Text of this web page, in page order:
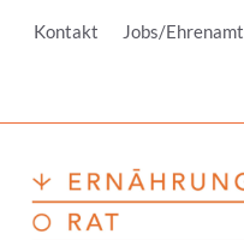
InhaltKontakt Jobs/Ehrenamt